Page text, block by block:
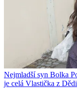
Nejmladší syn Bolka
je celá Vlastička z